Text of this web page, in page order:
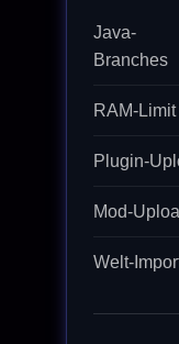
Java-
Branches
RAM-Limit
Plugin-
Mod-
Welt-